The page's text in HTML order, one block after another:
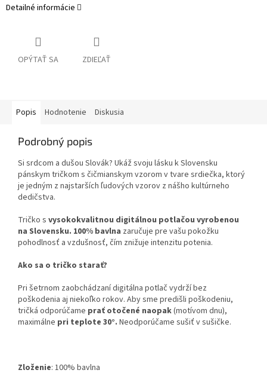
Detailné informácie
OPÝTAŤ SA ZDIEĽAŤ
Popis Hodnotenie Diskusia
Podrobný popis
Si srdcom a dušou Slovák? Ukáž svoju lásku k Slovensku
pánskym tričkom s čičmianskym vzorom v tvare srdiečka, ktorý
je jedným z najstarších ľudových vzorov z nášho kultúrneho
dedičstva.
Tričko s vysokokvalitnou digitálnou potlačou vyrobenou
na Slovensku. 100% bavlna zaručuje pre vašu pokožku
pohodlnosť a vzdušnosť, čím znižuje intenzitu potenia.
Ako sa o tričko starať?
Pri šetrnom zaobchádzaní digitálna potlač vydrží bez
poškodenia aj niekoľko rokov. Aby sme predišli poškodeniu,
tričká odporúčame prať otočené naopak(motívom dnu),
maximálne pri teplote 30°. Neodporúčame sušiť v sušičke.
Zloženie: 100% bavlna